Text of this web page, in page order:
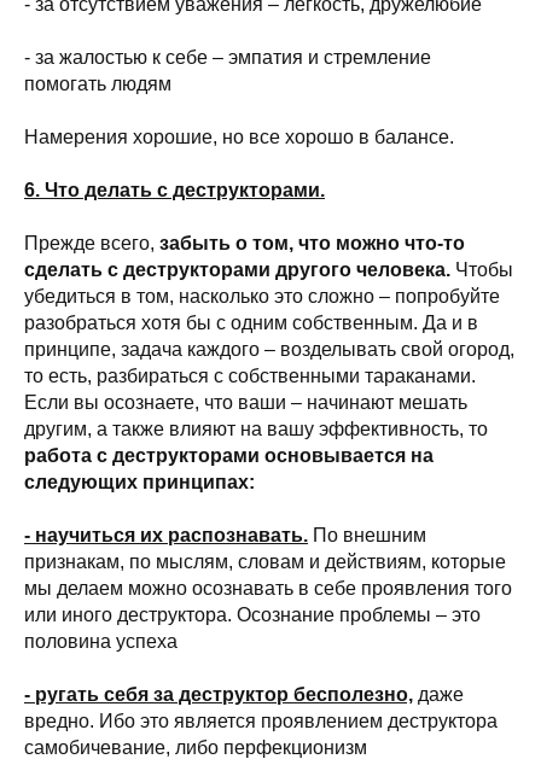
- за отсутствием уважения – легкость, дружелюбие
- за жалостью к себе – эмпатия и стремление
помогать людям
Намерения хорошие, но все хорошо в балансе.
6. Что делать с деструкторами.
Прежде всего, забыть о том, что можно что-то
сделать с деструкторами другого человека. Чтобы
убедиться в том, насколько это сложно – попробуйте
разобраться хотя бы с одним собственным. Да и в
принципе, задача каждого – возделывать свой огород,
то есть, разбираться с собственными тараканами.
Если вы осознаете, что ваши – начинают мешать
другим, а также влияют на вашу эффективность, то
работа с деструкторами основывается на
следующих принципах:
- научиться их распознавать. По внешним
признакам, по мыслям, словам и действиям, которые
мы делаем можно осознавать в себе проявления того
или иного деструктора. Осознание проблемы – это
половина успеха
- ругать себя за деструктор бесполезно, даже
вредно. Ибо это является проявлением деструктора
самобичевание, либо перфекционизм